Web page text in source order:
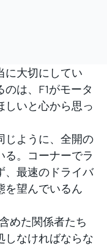
に大切にしてい
は、F1がモータ
しいと心から思っ
じように、全開の
る。コーナーでラ
、最速のドライバ
を望んでいるん
めた関係者たち
しなければならな